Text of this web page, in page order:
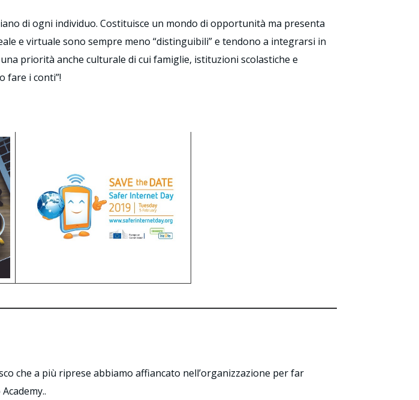
di ogni individuo. Costituisce un mondo di opportunità ma presenta
e virtuale sono sempre meno “distinguibili” e tendono a integrarsi in
priorità anche culturale di cui famiglie, istituzioni scolastiche e
fare i conti”!
che a più riprese abbiamo affiancato nell’organizzazione per far